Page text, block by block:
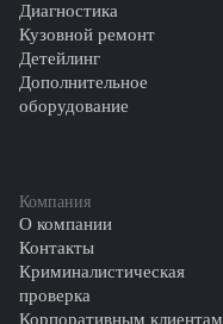
Диагностика
Кузовной ремонт
Детейлинг
Дополнительное
оборудование
Компания
О компании
Контакты
Криминалистическая
проверка
Корпоративным клиентам